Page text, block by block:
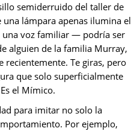
semiderruido del taller de
lámpara apenas ilumina el
una voz familiar — podría ser
alguien de la familia Murray,
recientemente. Te giras, pero
que solo superficialmente
el Mímico.
para imitar no solo la
Por ejemplo,